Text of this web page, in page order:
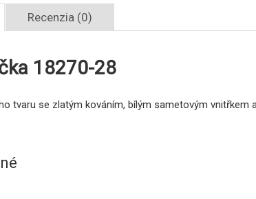
Recenzia (0)
18270-28
tvaru se zlatým kováním, bílým sametovým vnitřkem